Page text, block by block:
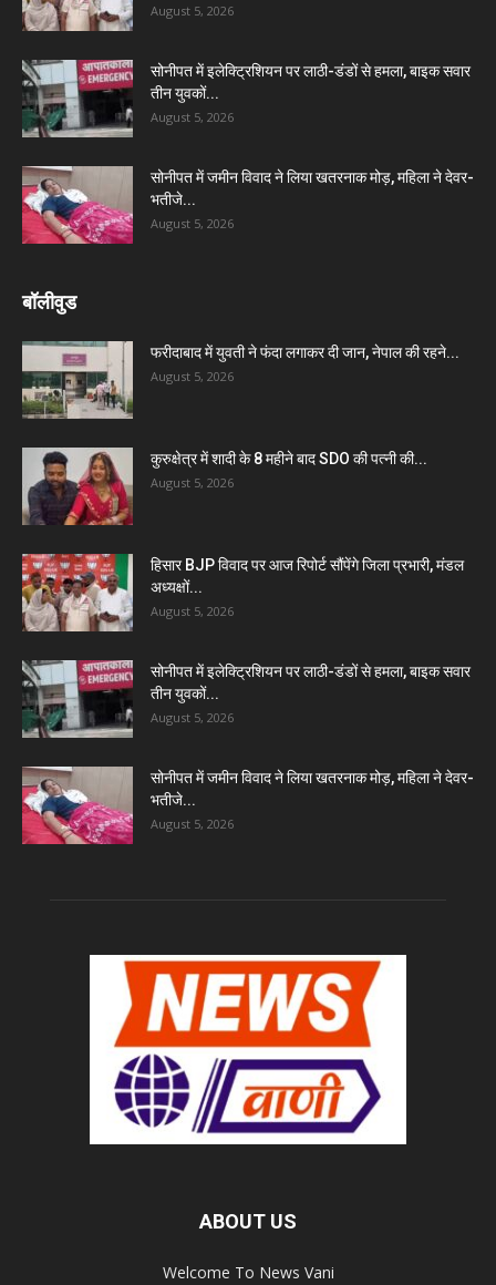
August 5, 2026
सोनीपत में इलेक्ट्रिशियन पर लाठी-डंडों से हमला, बाइक सवार
तीन युवकों...
August 5, 2026
सोनीपत में जमीन विवाद ने लिया खतरनाक मोड़, महिला ने देवर-
भतीजे...
August 5, 2026
बॉलीवुड
फरीदाबाद में युवती ने फंदा लगाकर दी जान, नेपाल की रहने...
August 5, 2026
कुरुक्षेत्र में शादी के 8 महीने बाद SDO की पत्नी की...
August 5, 2026
हिसार BJP विवाद पर आज रिपोर्ट सौंपेंगे जिला प्रभारी, मंडल
अध्यक्षों...
August 5, 2026
सोनीपत में इलेक्ट्रिशियन पर लाठी-डंडों से हमला, बाइक सवार
तीन युवकों...
August 5, 2026
सोनीपत में जमीन विवाद ने लिया खतरनाक मोड़, महिला ने देवर-
भतीजे...
August 5, 2026
ABOUT US
Welcome To News Vani